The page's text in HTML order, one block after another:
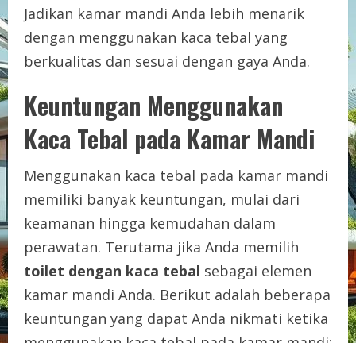
Jadikan kamar mandi Anda lebih menarik
dengan menggunakan kaca tebal yang
berkualitas dan sesuai dengan gaya Anda.
Keuntungan Menggunakan
Kaca Tebal pada Kamar Mandi
Menggunakan kaca tebal pada kamar mandi
memiliki banyak keuntungan, mulai dari
keamanan hingga kemudahan dalam
perawatan. Terutama jika Anda memilih
toilet dengan kaca tebal sebagai elemen
kamar mandi Anda. Berikut adalah beberapa
keuntungan yang dapat Anda nikmati ketika